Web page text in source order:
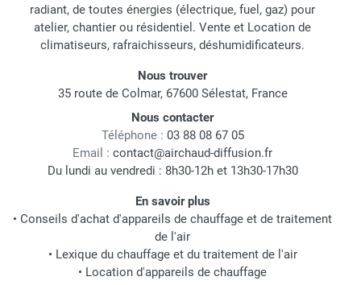
radiant, de toutes énergies (électrique, fuel, gaz) pour
atelier, chantier ou résidentiel. Vente et Location de
climatiseurs, rafraichisseurs, déshumidificateurs.
Nous trouver
35 route de Colmar, 67600 Sélestat, France
Nous contacter
Téléphone : 03 88 08 67 05
Email : contact@airchaud-diffusion.fr
Du lundi au vendredi : 8h30-12h et 13h30-17h30
En savoir plus
• Conseils d'achat d'appareils de chauffage et de traitement
de l'air
• Lexique du chauffage et du traitement de l'air
• Location d'appareils de chauffage